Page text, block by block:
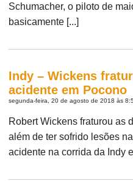
Schumacher, o piloto de
basicamente [...]
Indy – Wickens
acidente em Pocono
segunda-feira, 20 de agosto de 2018 às
Robert Wickens fraturou as
além de ter sofrido lesões
acidente na corrida da Indy